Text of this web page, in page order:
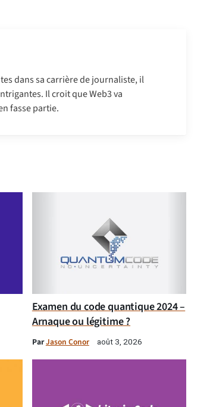
dans sa carrière de journaliste, il
Il croit que Web3 va
fasse partie.
Examen du code quantique 2024 –
Arnaque ou légitime ?
ParJason Conor août 3, 2026